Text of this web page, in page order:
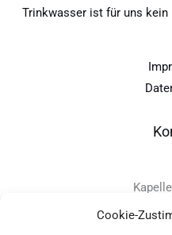
Cookie-
Trinkwasser ist für uns kein
D-